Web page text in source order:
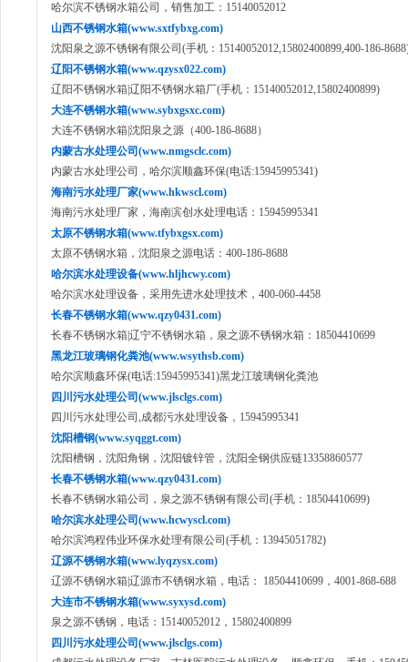
哈尔滨不锈钢水箱公司，销售加工：15140052012
山西不锈钢水箱(www.sxtfybxg.com)
沈阳泉之源不锈钢有限公司(手机：15140052012,15802400899,400-186-
辽阳不锈钢水箱(www.qzysx022.com)
辽阳不锈钢水箱|辽阳不锈钢水箱厂(手机：15140052012,15802400899)
大连不锈钢水箱(www.sybxgsxc.com)
大连不锈钢水箱|沈阳泉之源（400-186-8688）
内蒙古水处理公司(www.nmgsclc.com)
内蒙古水处理公司，哈尔滨顺鑫环保(电话:15945995341)
海南污水处理厂家(www.hkwscl.com)
海南污水处理厂家，海南滨创水处理电话：15945995341
太原不锈钢水箱(www.tfybxgsx.com)
太原不锈钢水箱，沈阳泉之源电话：400-186-8688
哈尔滨水处理设备(www.hljhcwy.com)
哈尔滨水处理设备，采用先进水处理技术，400-060-4458
长春不锈钢水箱(www.qzy0431.com)
长春不锈钢水箱|辽宁不锈钢水箱，泉之源不锈钢水箱：18504410699
黑龙江玻璃钢化粪池(www.wsythsb.com)
哈尔滨顺鑫环保(电话:15945995341)黑龙江玻璃钢化粪池
四川污水处理公司(www.jlsclgs.com)
四川污水处理公司,成都污水处理设备，15945995341
沈阳槽钢(www.syqggt.com)
沈阳槽钢，沈阳角钢，沈阳镀锌管，沈阳全钢供应链13358860577
长春不锈钢水箱(www.qzy0431.com)
长春不锈钢水箱公司，泉之源不锈钢有限公司(手机：18504410699)
哈尔滨水处理公司(www.hcwyscl.com)
哈尔滨鸿程伟业环保水处理有限公司(手机：13945051782)
辽源不锈钢水箱(www.lyqzysx.com)
辽源不锈钢水箱|辽源市不锈钢水箱，电话： 18504410699，4001-868-688
大连市不锈钢水箱(www.syxysd.com)
泉之源不锈钢，电话：15140052012，15802400899
四川污水处理公司(www.jlsclgs.com)